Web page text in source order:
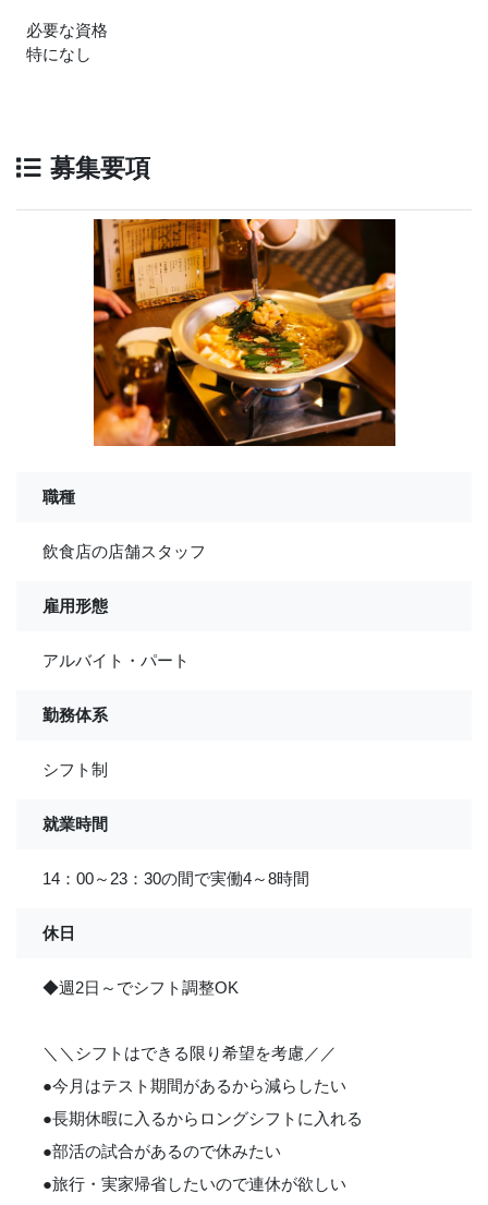
必要な資格
特になし
募集要項
職種
飲食店の店舗スタッフ
雇用形態
アルバイト・パート
勤務体系
シフト制
就業時間
14：00～23：30の間で実働4～8時間
休日
◆週2日～でシフト調整OK
＼＼シフトはできる限り希望を考慮／／
●今月はテスト期間があるから減らしたい
●長期休暇に入るからロングシフトに入れる
●部活の試合があるので休みたい
●旅行・実家帰省したいので連休が欲しい